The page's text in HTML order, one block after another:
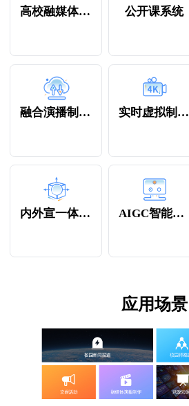
高校融媒体中心 公开课系统
融合演播制作中心 实时虚拟制作系统
内外宣一体平台 AIGC智能分析
应用场景